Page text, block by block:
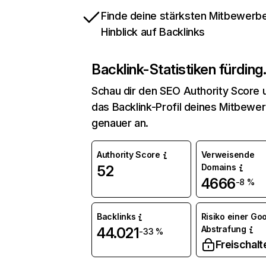
Finde deine stärksten
Hinblick auf Backlinks
Backlink-Statistiken für
Schau dir den SEO Authority Score
das Backlink-Profil deines
genauer an.
Authority Score
52
Verweisende
Domains
4666-8 %
Backlinks
44.021-33 %
Risiko einer
Abstrafung